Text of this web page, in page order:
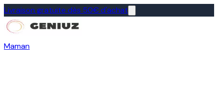
Livraison gratuite dès 50€ d'achat
Maman